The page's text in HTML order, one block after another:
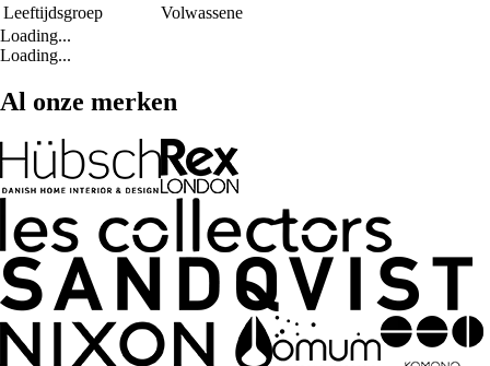
Leeftijdsgroep
Volwassene
Loading...
Loading...
Al onze merken